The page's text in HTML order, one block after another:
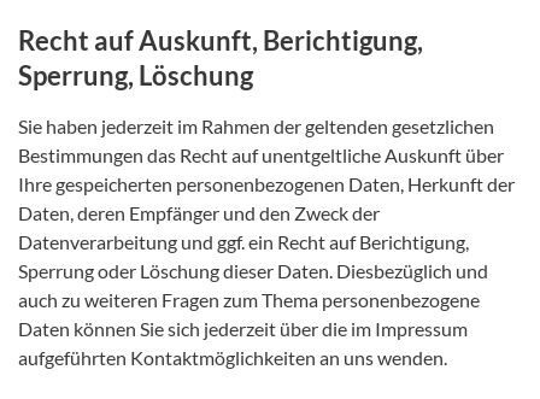
Recht auf Auskunft, Berichtigung,
Sperrung, Löschung
Sie haben jederzeit im Rahmen der geltenden gesetzlichen
Bestimmungen das Recht auf unentgeltliche Auskunft über
Ihre gespeicherten personenbezogenen Daten, Herkunft der
Daten, deren Empfänger und den Zweck der
Datenverarbeitung und ggf. ein Recht auf Berichtigung,
Sperrung oder Löschung dieser Daten. Diesbezüglich und
auch zu weiteren Fragen zum Thema personenbezogene
Daten können Sie sich jederzeit über die im Impressum
aufgeführten Kontaktmöglichkeiten an uns wenden.